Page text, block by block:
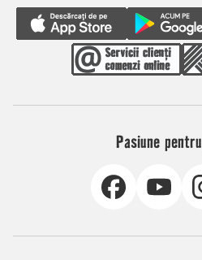
Pasiune